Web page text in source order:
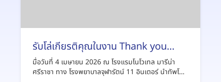
รับโล่เกียรติคุณในงาน Thank you
party & Congratulations" CHUBB
Life Thailand
มื่อวันที่ 4 เมษายน 2026 ณ โรงแรมโนโวเทล มารีน่า
ศรีราชา ทาง โรงพยาบาลจุฬารัตน์ 11 อินเตอร์ นำทัพโดย